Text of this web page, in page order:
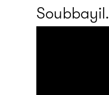
Soubbayil.